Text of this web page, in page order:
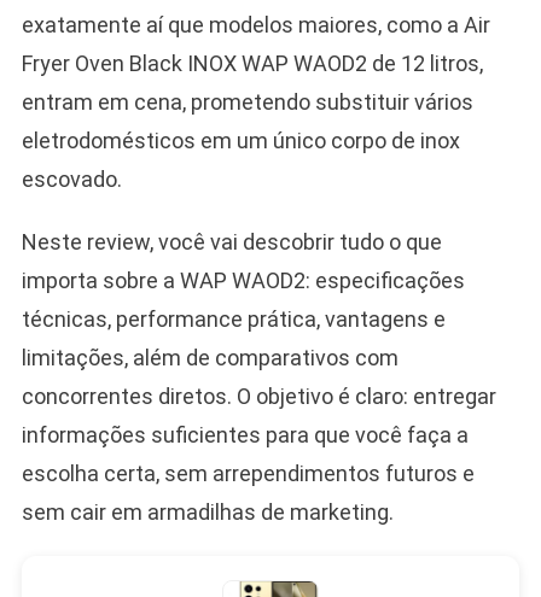
exatamente aí que modelos maiores, como a Air
Fryer Oven Black INOX WAP WAOD2 de 12 litros,
entram em cena, prometendo substituir vários
eletrodomésticos em um único corpo de inox
escovado.
Neste review, você vai descobrir tudo o que
importa sobre a WAP WAOD2: especificações
técnicas, performance prática, vantagens e
limitações, além de comparativos com
concorrentes diretos. O objetivo é claro: entregar
informações suficientes para que você faça a
escolha certa, sem arrependimentos futuros e
sem cair em armadilhas de marketing.